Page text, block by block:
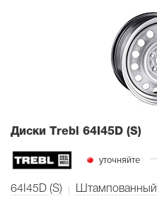
Диски Тrebl 64I45D (S)
уточняйте
64I45D (S) Штампованный